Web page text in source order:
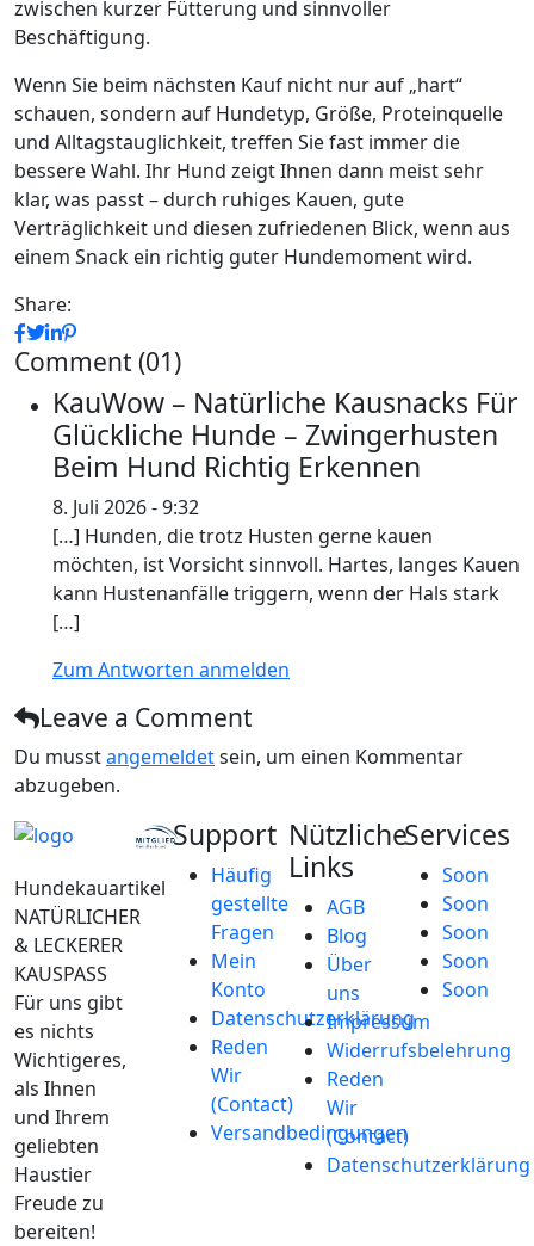
zwischen kurzer Fütterung und sinnvoller
Beschäftigung.
Wenn Sie beim nächsten Kauf nicht nur auf „hart“
schauen, sondern auf Hundetyp, Größe, Proteinquelle
und Alltagstauglichkeit, treffen Sie fast immer die
bessere Wahl. Ihr Hund zeigt Ihnen dann meist sehr
klar, was passt – durch ruhiges Kauen, gute
Verträglichkeit und diesen zufriedenen Blick, wenn aus
einem Snack ein richtig guter Hundemoment wird.
Share:
Comment (01)
KauWow – Natürliche Kausnacks Für
Glückliche Hunde – Zwingerhusten
Beim Hund Richtig Erkennen
8. Juli 2026 - 9:32
[…] Hunden, die trotz Husten gerne kauen
möchten, ist Vorsicht sinnvoll. Hartes, langes Kauen
kann Hustenanfälle triggern, wenn der Hals stark
[…]
Zum Antworten anmelden
Leave a Comment
Du musstangemeldetsein, um einen Kommentar
abzugeben.
Hundekauartikel
NATÜRLICHER
& LECKERER
KAUSPASS
Für uns gibt
es nichts
Wichtigeres,
als Ihnen
und Ihrem
geliebten
Haustier
Freude zu
bereiten!
Support
Häufig
gestellte
Fragen
Mein
Konto
Datenschutzerklärung
Reden
Wir
(Contact)
Versandbedingungen
Nützliche
Links
AGB
Blog
Über
uns
Impressum
Widerrufsbelehrung
Reden
Wir
(Contact)
Datenschutzerklärung
Services
Soon
Soon
Soon
Soon
Soon